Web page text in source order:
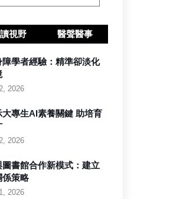
視野 醫聲醫事
學者經驗：精準卻淡化
2026
大專生AI素養關鍵 助培育
2026
圖書館合作新模式：建立
係策略
2026